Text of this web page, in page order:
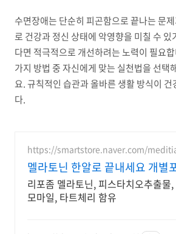
수면장애는 단순히 피곤함으로 끝나는 문
로 건강과 정신 상태에 악영향을 미칠 수 있
다면 적극적으로 개선하려는 노력이 필요
가지 방법 중 자신에게 맞는 실천법을 선택
요. 규칙적인 습관과 올바른 생활 방식이 건
다.
https://smartstore.naver.com/
멜라토닌 한알로 끝내세요 개별
서나 OK
리포좀 멜라토닌, 피스타치오추출물
모마일, 타트체리 함유